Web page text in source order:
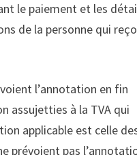
le paiement et les
de la personne qui
l’annotation en fin
assujetties à la TVA qui
applicable est celle
prévoient pas